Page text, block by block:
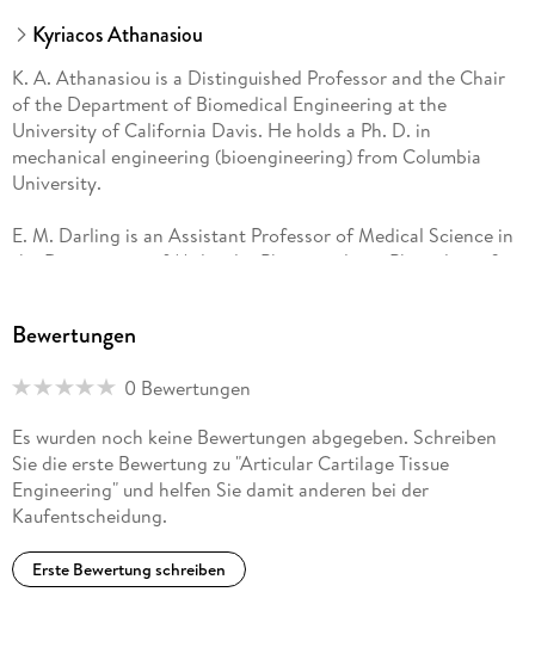
Kyriacos Athanasiou
K. A. Athanasiou is a Distinguished Professor and the Chair
of the Department of Biomedical Engineering at the
University of California Davis. He holds a Ph. D. in
mechanical engineering (bioengineering) from Columbia
University.
E. M. Darling is an Assistant Professor of Medical Science in
the Department of Molecular Pharmacology, Physiology, &
bioengineering from Rice University.
J. C. Hu is a Principal Development Engineer and Project
University of California Davis. He holds a B. S. in chemical
engineering from The University of Texas at Austin and a Ph.
D. in bioengineering from Rice University.
Bewertungen
0 Bewertungen
Es wurden noch keine Bewertungen abgegeben. Schreiben
Sie die erste Bewertung zu "Articular Cartilage Tissue
Engineering" und helfen Sie damit anderen bei der
Kaufentscheidung.
Erste Bewertung schreiben